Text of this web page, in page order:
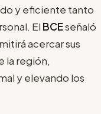
y eficiente tanto
El BCEseñaló
acercar sus
la región,
y elevando los